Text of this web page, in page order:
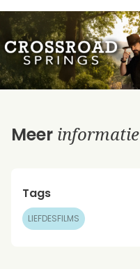
Meer informatie
Tags
LIEFDESFILMS